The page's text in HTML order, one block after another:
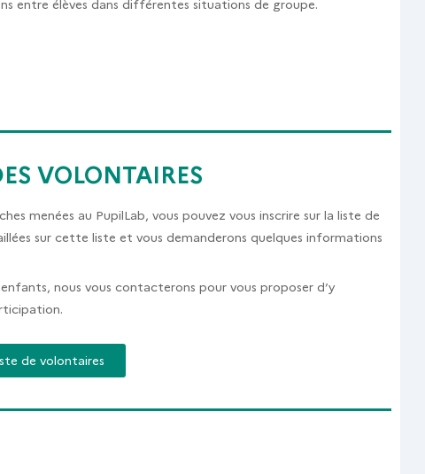
entre élèves dans différentes situations de groupe.
VOLONTAIRES
menées au PupilLab, vous pouvez vous inscrire sur la liste de
sur cette liste et vous demanderons quelques informations
nous vous contacterons pour vous proposer d’y
de volontaires